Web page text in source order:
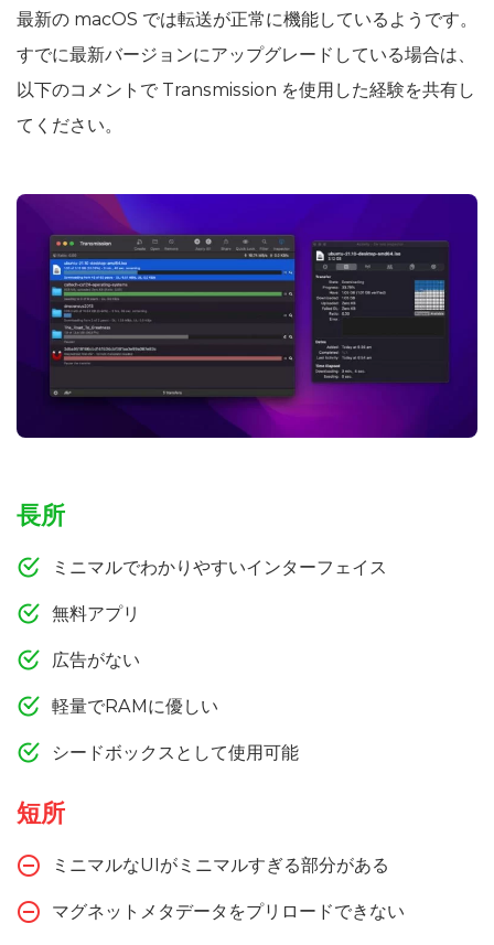
最新の macOS では転送が正常に機能しているようです。
すでに最新バージョンにアップグレードしている場合は、
以下のコメントで Transmission を使用した経験を共有し
てください。
長所
ミニマルでわかりやすいインターフェイス
無料アプリ
広告がない
軽量でRAMに優しい
シードボックスとして使用可能
短所
ミニマルなUIがミニマルすぎる部分がある
マグネットメタデータをプリロードできない